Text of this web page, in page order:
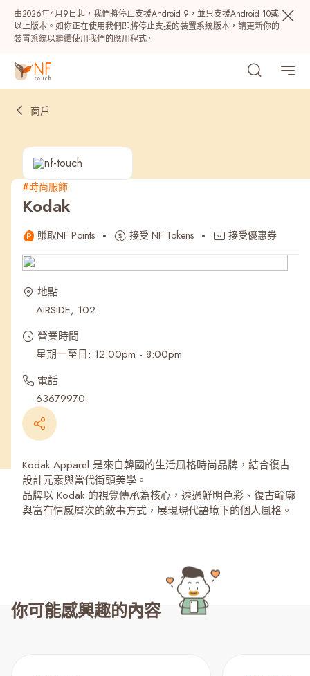
由2026年4月9日起，我們將停止支援Android 9，並只支援Android 10或
以上版本。如你正在使用我們即將停止支援的裝置系統版本，請更新你的
裝置系統以繼續使用我們的應用程式。
熱門
最近搜尋紀錄
商戶
#時尚服飾
Kodak
賺取NF Points 接受 NF Tokens 接受優惠券
地點
AIRSIDE, 102
營業時間
星期一至日: 12:00pm - 8:00pm
電話
63679970
Kodak Apparel 是來自韓國的生活風格時尚品牌，結合復古
設計元素與當代街頭美學。
品牌以 Kodak 的視覺傳承為核心，透過鮮明色彩、復古輪廓
與富有情感層次的敘事方式，展現現代語境下的個人風格。
你可能感興趣的內容